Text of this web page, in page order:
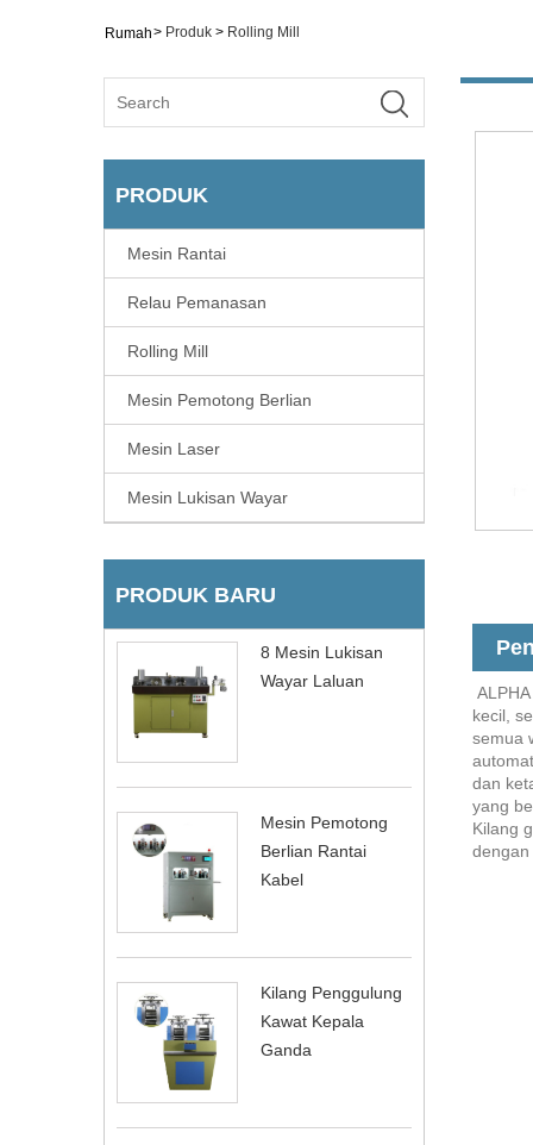
Rumah> Produk > Rolling Mill
PRODUK
Mesin Rantai
Relau Pemanasan
Rolling Mill
Mesin Pemotong Berlian
Mesin Laser
Mesin Lukisan Wayar
PRODUK BARU
8 Mesin Lukisan
Wayar Laluan
Mesin Pemotong
Berlian Rantai
Kabel
Kilang Penggulung
Kawat Kepala
Ganda
kecil,
semua
dan
yang
Kilang